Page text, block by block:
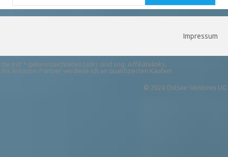
Impressum
die mit * gekennzeichneten Links sind sog. Affiliatelinks.
Als Amazon-Partner verdiene ich an qualifizierten Käufen!
© 2024 Ostsee-Ventures UG